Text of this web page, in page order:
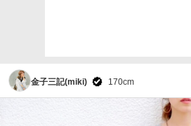
金子三記(miki) 170cm